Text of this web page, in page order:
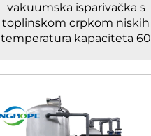
vakuumska isparivačka s
toplinskom crpkom niskih
temperatura kapaciteta 60